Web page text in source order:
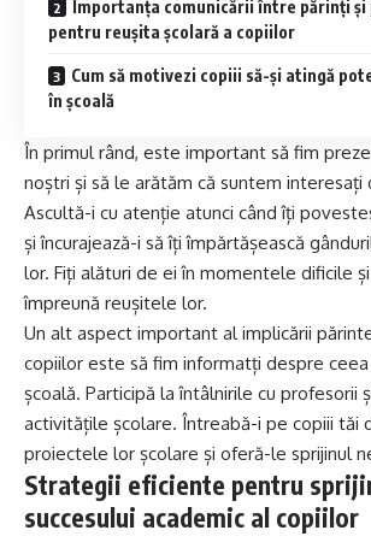
Importanța comunicării între părinți
pentru reușita școlară a copiilor
Cum să motivezi copiii să-și atingă
în școală
În primul rând, este important să fim
noștri și să le arătăm că suntem interesați
Ascultă-i cu atenție atunci când îți
și încurajează-i să îți împărtășească
lor. Fiți alături de ei în momentele dificile
împreună reușitele lor.
Un alt aspect important al implicării
copiilor este să fim informatți despre
școală. Participă la întâlnirile cu profesorii
activitățile școlare. Întreabă-i pe copiii tăi
proiectele lor școlare și oferă-le sprijinul
Strategii eficiente pentru
succesului academic al copiilor